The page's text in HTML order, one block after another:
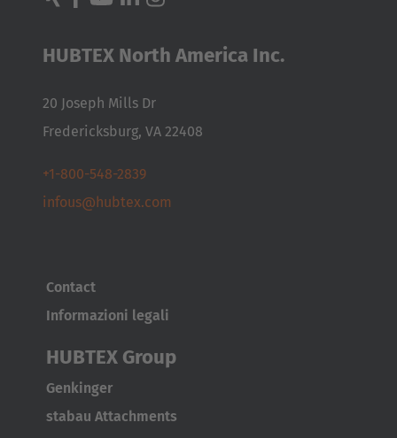
Türkçe
HUBTEX North America Inc.
20 Joseph Mills Dr
Fredericksburg, VA 22408
+1-800-548-2839
infous@hubtex.com
Contact
Informazioni legali
HUBTEX Group
Genkinger
stabau Attachments